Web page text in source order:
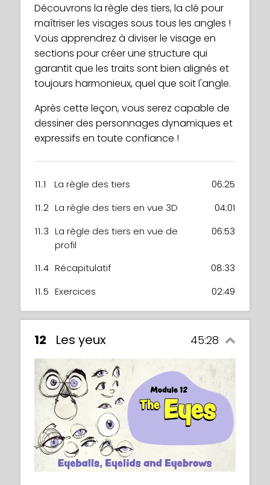
Découvrons la règle des tiers, la clé pour
maîtriser les visages sous tous les angles !
Vous apprendrez à diviser le visage en
sections pour créer une structure qui
garantit que les traits sont bien alignés et
toujours harmonieux, quel que soit l'angle.
Après cette leçon, vous serez capable de
dessiner des personnages dynamiques et
expressifs en toute confiance !
11.1 La règle des tiers
06:25
11.2 La règle des tiers en vue 3D
04:01
11.3 La règle des tiers en vue de
profil
06:53
11.4 Récapitulatif
08:33
11.5 Exercices 02:49
12 Les yeux 45:28